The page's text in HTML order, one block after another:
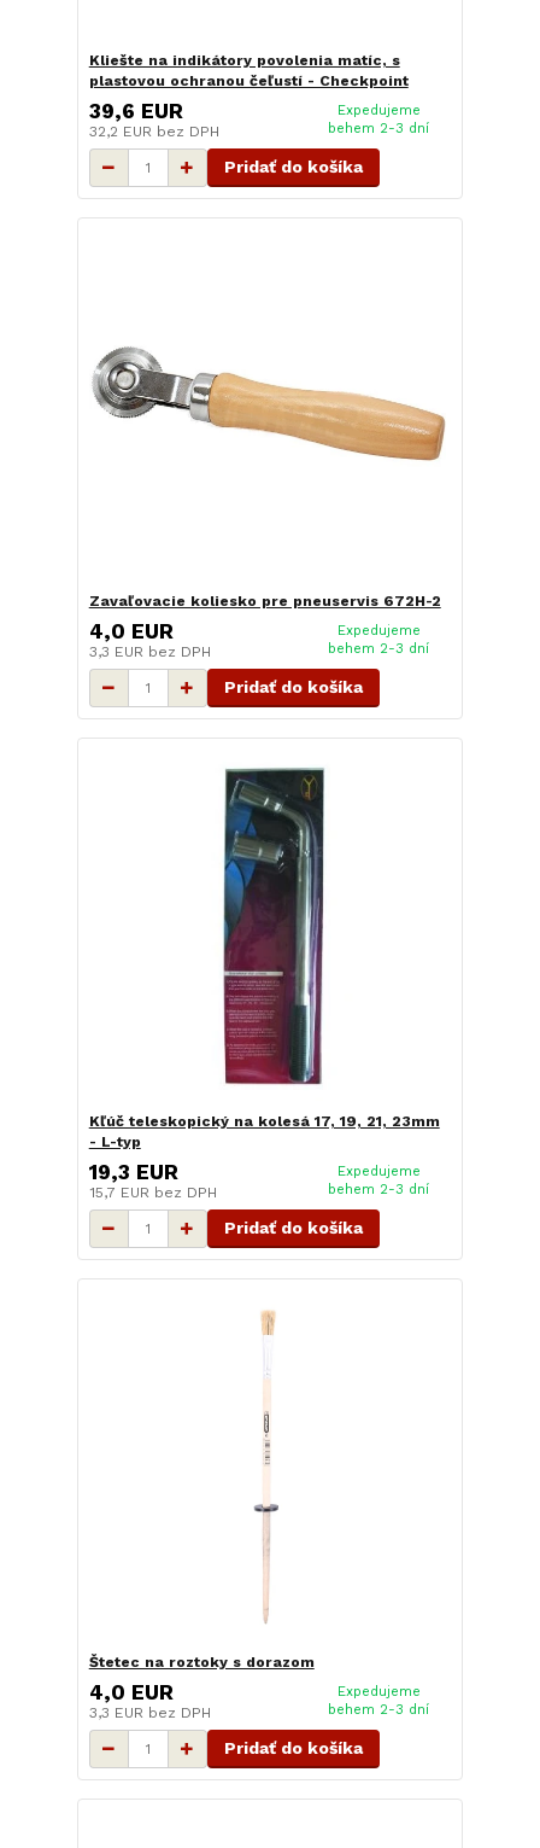
Kliešte na indikátory povolenia matíc, s
plastovou ochranou čeľustí - Checkpoint
39,6 EUR
32,2 EUR bez DPH
Expedujeme
behem 2-3 dní
Pridať do košíka
Zavaľovacie koliesko pre pneuservis 672H-2
4,0 EUR
3,3 EUR bez DPH
Expedujeme
behem 2-3 dní
Pridať do košíka
Kľúč teleskopický na kolesá 17, 19, 21, 23mm
- L-typ
19,3 EUR
15,7 EUR bez DPH
Expedujeme
behem 2-3 dní
Pridať do košíka
Štetec na roztoky s dorazom
4,0 EUR
3,3 EUR bez DPH
Expedujeme
behem 2-3 dní
Pridať do košíka